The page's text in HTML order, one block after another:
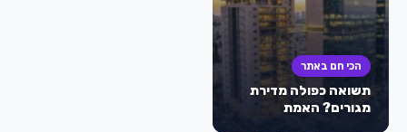
הכי חם באתר
תשואה כפולה מדירת
מגורים? האמת